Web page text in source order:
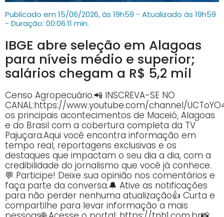
Publicado em 15/06/2026, às 19h59 - Atualizado às 19h59
- Duração: 00:06:11 min.
IBGE abre seleção em Alagoas
para níveis médio e superior;
salários chegam a R$ 5,2 mil
Censo Agropecuário.📲 INSCREVA-SE NO
CANAL:https://www.youtube.com/channel/
os principais acontecimentos de Maceió, Alagoas
e do Brasil com a cobertura completa da TV
Pajuçara.Aqui você encontra informação em
tempo real, reportagens exclusivas e os
destaques que impactam o seu dia a dia, com a
credibilidade do jornalismo que você já conhece.
💬 Participe! Deixe sua opinião nos comentários e
faça parte da conversa.🔔 Ative as notificações
para não perder nenhuma atualização👍 Curta e
compartilhe para levar informação a mais